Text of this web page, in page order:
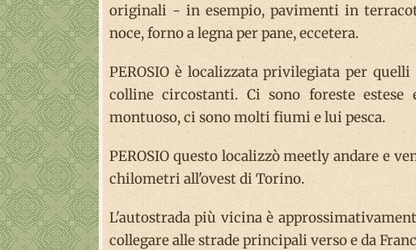
originali - in esempio, pavimenti in
noce, forno a legna per pane, eccetera.
PEROSIO è localizzata privilegiata per
colline circostanti. Ci sono foreste
montuoso, ci sono molti fiumi e lui pesca.
PEROSIO questo localizzò meetly andare e
chilometri all'ovest di Torino.
L'autostrada più vicina è
collegare alle strade principali verso e da